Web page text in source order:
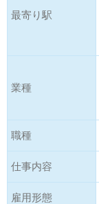
最寄り駅
業種
職種
仕事内容
雇用形態